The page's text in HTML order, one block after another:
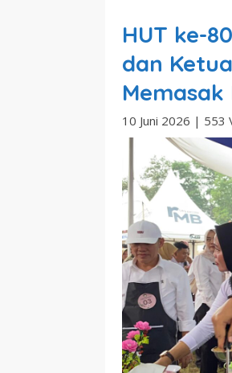
HUT ke-
dan
Memasak
10 Juni 2026 | 553